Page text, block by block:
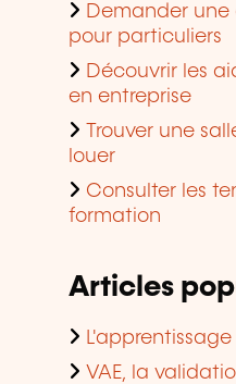
Demander
pour particuliers
Découvrir les
en entreprise
Trouver une
louer
Consulter les
formation
Articles
VAE, la